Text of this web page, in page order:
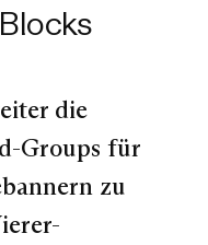
die
Groups für
zu